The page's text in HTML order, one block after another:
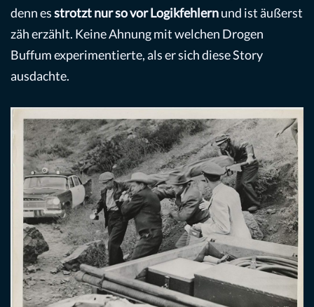
denn esstrotzt nur so vor Logikfehlernund ist äußerst
zäh erzählt. Keine Ahnung mit welchen Drogen
Buffum experimentierte, als er sich diese Story
ausdachte.